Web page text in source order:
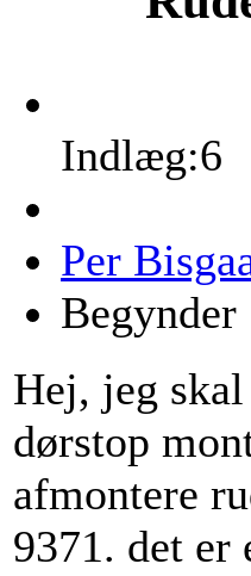
Indlæg:6
Per
Begynder
Hej, jeg
dørstop
afmontere
9371. det er